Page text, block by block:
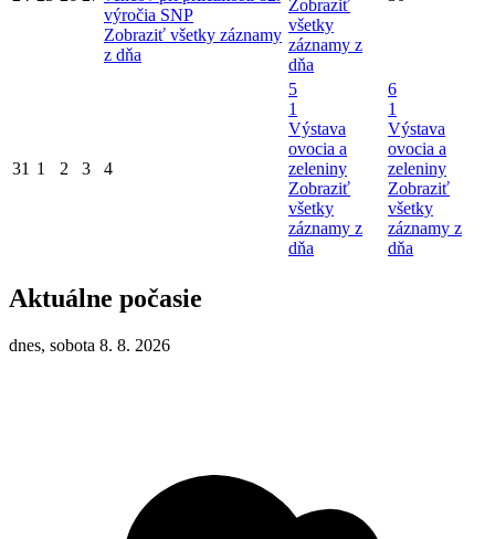
výročia SNP
Zobraziť všetky záznamy
z dňa
Zobraziť
všetky
záznamy z
dňa
31 1 2 3 4
5
1
Výstava
ovocia a
zeleniny
Zobraziť
všetky
záznamy z
dňa
6
1
Výstava
ovocia a
zeleniny
Zobraziť
všetky
záznamy z
dňa
Aktuálne počasie
dnes, sobota 8. 8. 2026